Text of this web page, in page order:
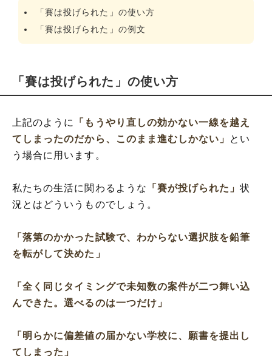
「賽は投げられた」の使い方
「賽は投げられた」の例文
「賽は投げられた」の使い方
上記のように
「もうやり直しの効かない一線を越え
てしまったのだから、このまま進むしかない」 とい
う場合に用います。
私たちの生活に関わるような 「賽が投げられた」状
況とはどういうものでしょう。
「落第のかかった試験で、わからない選択肢を鉛筆
を転がして決めた」
「全く同じタイミングで未知数の案件が二つ舞い込
んできた。選べるのは一つだけ」
「明らかに偏差値の届かない学校に、願書を提出し
てしまった」